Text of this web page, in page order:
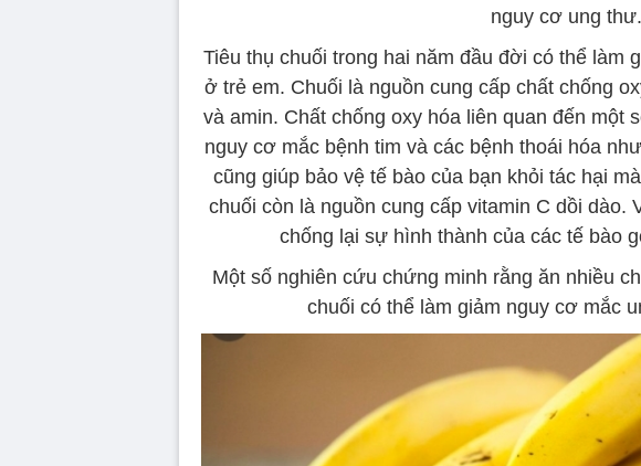
nguy cơ ung thư.
Tiêu thụ chuối trong hai năm đầu đời có thể làm
ở trẻ em. Chuối là nguồn cung cấp chất chống
và amin. Chất chống oxy hóa liên quan đến một
nguy cơ mắc bệnh tim và các bệnh thoái hóa
cũng giúp bảo vệ tế bào của bạn khỏi tác hại
chuối còn là nguồn cung cấp vitamin C dồi dào.
chống lại sự hình thành của các tế bào
Một số nghiên cứu chứng minh rằng ăn nhiều
chuối có thể làm giảm nguy cơ mắc